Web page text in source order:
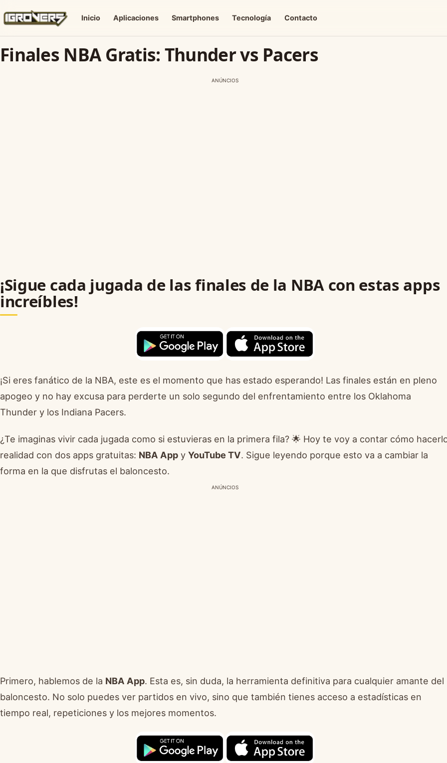
Inicio Aplicaciones Smartphones Tecnología Contacto
Finales NBA Gratis: Thunder vs Pacers
ANÚNCIOS
¡Sigue cada jugada de las finales de la NBA con estas apps
increíbles!
¡Si eres fanático de la NBA, este es el momento que has estado esperando! Las finales están en pleno
apogeo y no hay excusa para perderte un solo segundo del enfrentamiento entre los Oklahoma
Thunder y los Indiana Pacers.
¿Te imaginas vivir cada jugada como si estuvieras en la primera fila? 🌟 Hoy te voy a contar cómo
realidad con dos apps gratuitas: NBA App y YouTube TV. Sigue leyendo porque esto va a cambiar la
forma en la que disfrutas el baloncesto.
ANÚNCIOS
Primero, hablemos de la NBA App. Esta es, sin duda, la herramienta definitiva para cualquier amante del
baloncesto. No solo puedes ver partidos en vivo, sino que también tienes acceso a estadísticas en
tiempo real, repeticiones y los mejores momentos.